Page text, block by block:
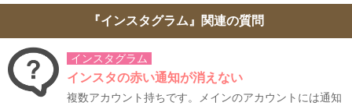
『インスタグラム』関連の質問
インスタグラム
インスタの赤い通知が消えない
複数アカウント持ちです。メインのアカウントには通知